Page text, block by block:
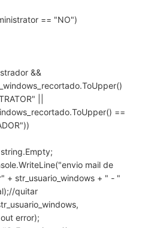
== "NO")
&&
||
==
mail de
+ str_usuario_windows + " - "
quitar
error);